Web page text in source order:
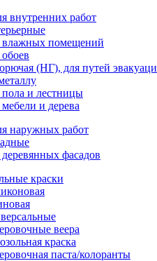
внутренних работ
влажных помещений
(НГ), для путей
и лестницы
и дерева
наружных работ
фасадов
краски
веера
краска
паста/колоранты